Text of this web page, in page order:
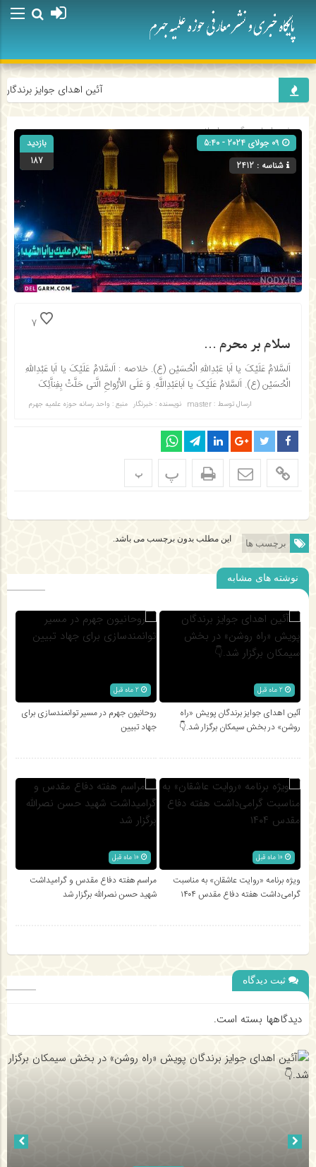
آئین اهدای جوایز
صفحه اصلی» گروه »اسلایدر
شناسه : 2412
بازدید
187
7
سلام بر محرم …
اَلسَّلامُ عَلَیْکَ یا اَبا عَبْدِاللّهِ الْحُسَیْن (ع). خلاصه : اَلسَّلامُ عَلَیْکَ یا اَبا عَبْدِاللّهِ
الْحُسَیْن (ع). اَلسَّلامُ عَلَیْکَ یا اَباعَبْدِاللَّهِ. وَ عَلَى الاَْرْواحِ الَّتى حَلَّتْ بِفِناَّئِکَ
ارسال توسط : master نویسنده : خبرنگار منبع : واحد رسانه حوزه علمیه جهرم
پ پ
برچسب ها این مطلب بدون برچسب می باشد.
نوشته های مشابه
2 ماه قبل
آئین اهدای جوایز برندگان پویش «راه
روشن» در بخش سیمکان برگزار شد.👇
روحانیون جهرم در مسیر توانمندسازی برای
جهاد تبیین
ویژه برنامه «روایت عاشقان» به مناسبت
گرامی‌داشت هفته دفاع مقدس ۱۴۰۴
مراسم هفته دفاع مقدس و گرامیداشت
شهید حسن نصرالله برگزار شد
ثبت دیدگاه
دیدگاهها بسته است.